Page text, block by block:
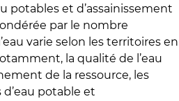
potables et d’assainissement
par le nombre
varie selon les territoires en
la qualité de l’eau
de la ressource, les
potable et